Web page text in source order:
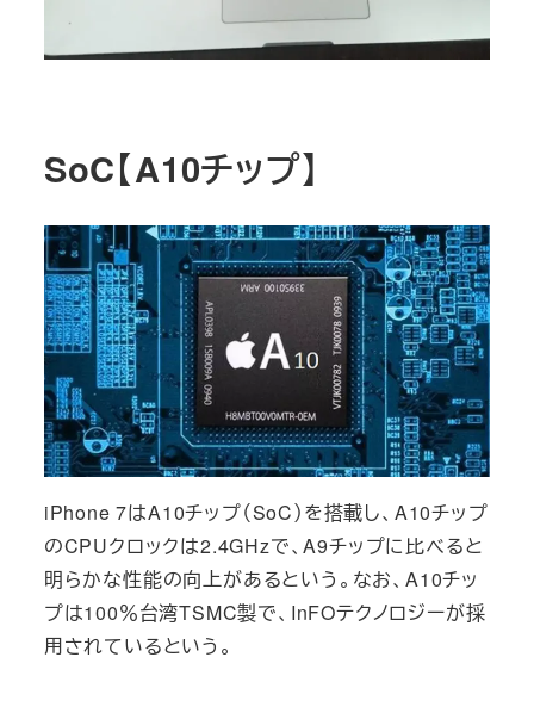
SoC【A10チップ】
iPhone 7はA10チップ（SoC）を搭載し、A10チップ
のCPUクロックは2.4GHzで、A9チップに比べると
明らかな性能の向上があるという。なお、A10チッ
プは100％台湾TSMC製で、InFOテクノロジーが採
用されているという。